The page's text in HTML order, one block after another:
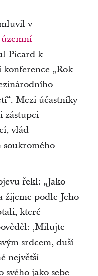
v
územní
Picard k
„Rok
Mezi účastníky
zástupci
vlád
soukromého
řekl: „Jako
žijeme podle Jeho
které
‚Milujte
srdcem, duší
největší
jako sebe